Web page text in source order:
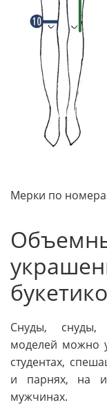
Мерки по
Снуды, снуды,
моделей можно
студентах,
и парнях, на
мужчинах.